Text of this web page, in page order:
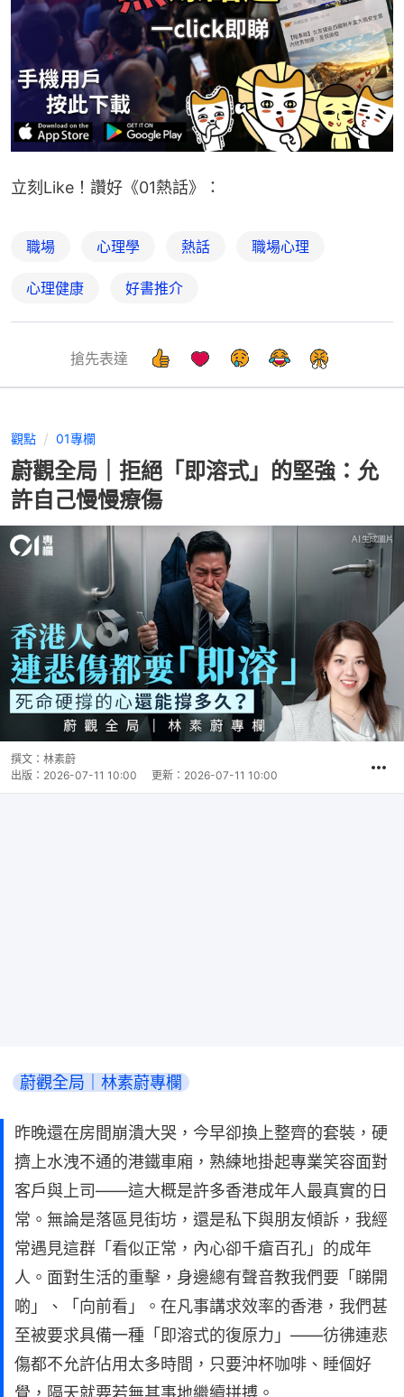
立刻Like！讚好《01熱話》：
職場 心理學 熱話 職場心理
心理健康 好書推介
搶先表達
觀點 01專欄
蔚觀全局｜拒絕「即溶式」的堅強：允
許自己慢慢療傷
撰文： 林素蔚
出版： 2026-07-11 10:00 更新： 2026-07-11 10:00
蔚觀全局｜林素蔚專欄
昨晚還在房間崩潰大哭，今早卻換上整齊的套裝，硬
擠上水洩不通的港鐵車廂，熟練地掛起專業笑容面對
客戶與上司——這大概是許多香港成年人最真實的日
常。無論是落區見街坊，還是私下與朋友傾訴，我經
常遇見這群「看似正常，內心卻千瘡百孔」的成年
人。面對生活的重擊，身邊總有聲音教我們要「睇開
啲」、「向前看」。在凡事講求效率的香港，我們甚
至被要求具備一種「即溶式的復原力」——彷彿連悲
傷都不允許佔用太多時間，只要沖杯咖啡、睡個好
覺，隔天就要若無其事地繼續拼搏。